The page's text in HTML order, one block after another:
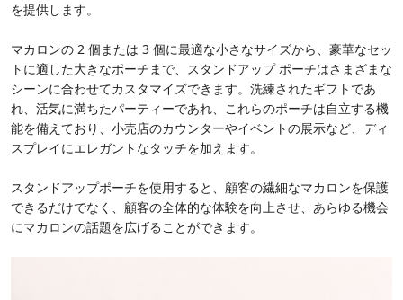
を提供します。
マカロンの 2 個または 3 個に最適な小さなサイズから、豪華なセッ
トに適した大きなポーチまで、スタンドアップ ポーチはさまざまな
シーンに合わせてカスタマイズできます。洗練されたギフトであ
れ、活気に満ちたパーティーであれ、これらのポーチは自立する機
能を備えており、小売店のカウンターやイベントの展示など、ディ
スプレイにエレガントなタッチを加えます。
スタンドアップポーチを使用すると、顧客の繊細なマカロンを保護
できるだけでなく、顧客の全体的な体験を向上させ、あらゆる機会
にマカロンの話題を広げることができます。